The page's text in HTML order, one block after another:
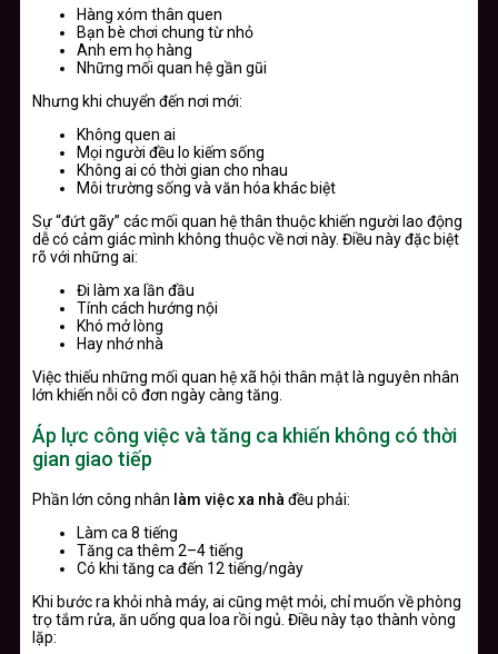
Hàng xóm thân quen
Bạn bè chơi chung từ nhỏ
Anh em họ hàng
Những mối quan hệ gần gũi
Nhưng khi chuyển đến nơi mới:
Không quen ai
Mọi người đều lo kiếm sống
Không ai có thời gian cho nhau
Môi trường sống và văn hóa khác biệt
Sự “đứt gãy” các mối quan hệ thân thuộc khiến người lao động
dễ có cảm giác mình không thuộc về nơi này. Điều này đặc biệt
rõ với những ai:
Đi làm xa lần đầu
Tính cách hướng nội
Khó mở lòng
Hay nhớ nhà
Việc thiếu những mối quan hệ xã hội thân mật là nguyên nhân
lớn khiến nỗi cô đơn ngày càng tăng.
Áp lực công việc và tăng ca khiến không có thời
gian giao tiếp
Phần lớn công nhân làm việc xa nhà đều phải:
Làm ca 8 tiếng
Tăng ca thêm 2–4 tiếng
Có khi tăng ca đến 12 tiếng/ngày
Khi bước ra khỏi nhà máy, ai cũng mệt mỏi, chỉ muốn về phòng
trọ tắm rửa, ăn uống qua loa rồi ngủ. Điều này tạo thành vòng
lặp: